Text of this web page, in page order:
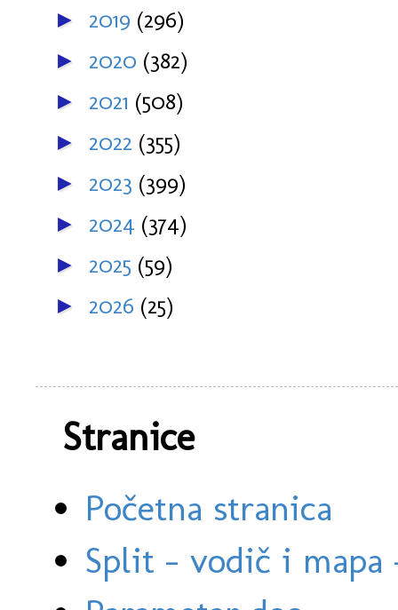
► 2019 (296)
► 2020 (382)
► 2021 (508)
► 2022 (355)
► 2023 (399)
► 2024 (374)
► 2025 (59)
► 2026 (25)
Stranice
Početna stranica
Split - vodič i